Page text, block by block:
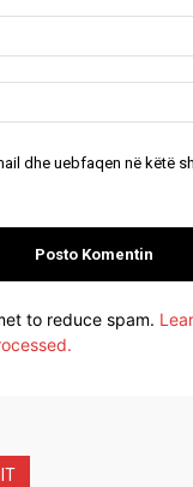
dhe uebfaqen në këtë
to reduce spam.